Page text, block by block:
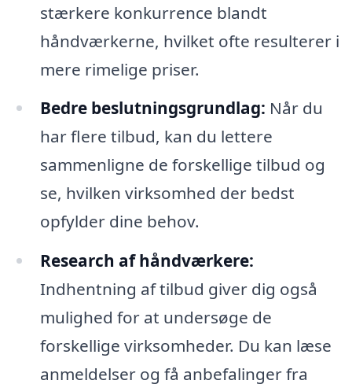
stærkere konkurrence blandt
håndværkerne, hvilket ofte resulterer i
mere rimelige priser.
Bedre beslutningsgrundlag: Når du
har flere tilbud, kan du lettere
sammenligne de forskellige tilbud og
se, hvilken virksomhed der bedst
opfylder dine behov.
Research af håndværkere:
Indhentning af tilbud giver dig også
mulighed for at undersøge de
forskellige virksomheder. Du kan læse
anmeldelser og få anbefalinger fra